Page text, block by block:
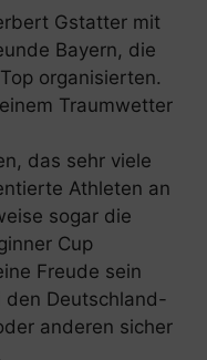
Gstatter mit
Bayern, die
organisierten.
Traumwetter
das sehr viele
Athleten an
sogar die
Cup
Freude sein
Deutschland-
anderen sicher